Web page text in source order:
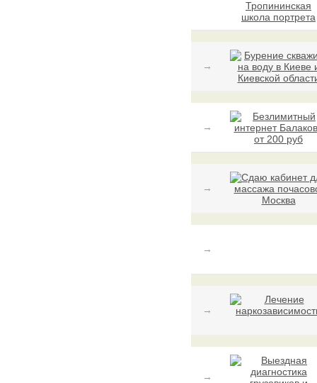
→
→
→
→
→
→